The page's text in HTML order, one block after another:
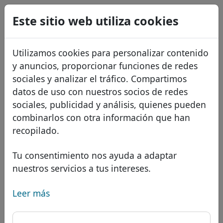
Este sitio web utiliza cookies
Utilizamos cookies para personalizar contenido
y anuncios, proporcionar funciones de redes
sociales y analizar el tráfico. Compartimos
datos de uso con nuestros socios de redes
sociales, publicidad y análisis, quienes pueden
combinarlos con otra información que han
recopilado.
Tu consentimiento nos ayuda a adaptar
nuestros servicios a tus intereses.
Leer más
Dominios
Base de datos de dominios
Dominios africanos
Dominios asiáticos
Dominios europeos
Dominios de Oriente Medio
Dominios norteamericanos
Lista de precios
Descuentos
Transferir
Buscar
Servicios
Protección de ID
Alojamiento DNS
WHOIS
USD
EUR
GBP
Français
Italiano
Português
Română
Eesti
Dominio .ads - Nuevos